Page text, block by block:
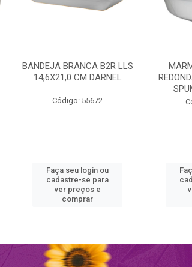
BANDEJA BRANCA B2R LLS
14,6X21,0 CM DARNEL
Código: 55672
Faça seu login ou
cadastre-se para
ver preços e
comprar